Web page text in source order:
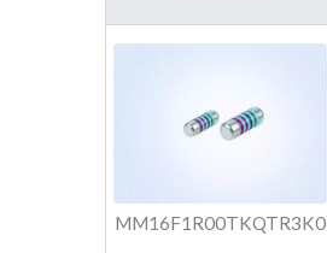
MM16F1R00TKQTR3K0